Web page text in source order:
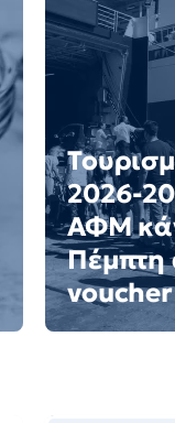
2026-
ΑΦΜ
Πέμπτη
voucher